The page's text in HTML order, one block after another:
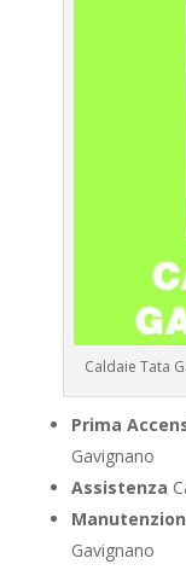
Caldaie Tata
Prima
Gavignano
Assistenza
Gavignano